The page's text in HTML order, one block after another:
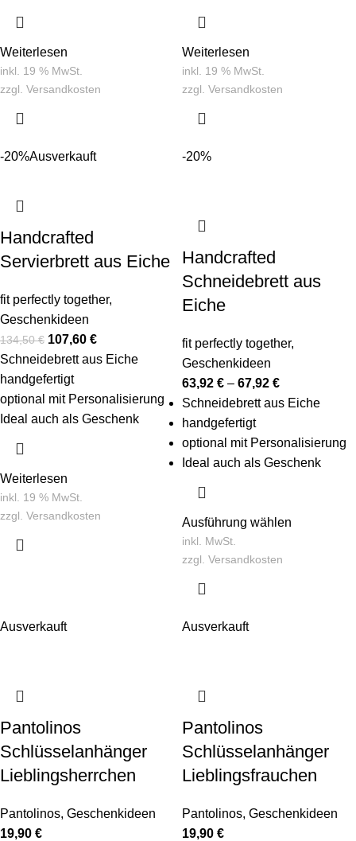
Weiterlesen
inkl. 19 % MwSt.
zzgl. Versandkosten
Weiterlesen
inkl. 19 % MwSt.
zzgl. Versandkosten
-20%Ausverkauft
Handcrafted
Servierbrett aus Eiche
fit perfectly together,
Geschenkideen
134,50€ 107,60 €
Schneidebrett aus Eiche
handgefertigt
optional mit Personalisierung
Ideal auch als Geschenk
Weiterlesen
inkl. 19 % MwSt.
zzgl. Versandkosten
-20%
Handcrafted
Schneidebrett aus
Eiche
fit perfectly together,
Geschenkideen
63,92 € – 67,92 €
Schneidebrett aus Eiche
handgefertigt
optional mit Personalisierung
Ideal auch als Geschenk
Ausführung wählen
inkl. MwSt.
zzgl. Versandkosten
Ausverkauft
Pantolinos
Schlüsselanhänger
Lieblingsherrchen
Pantolinos, Geschenkideen
19,90 €
Ausverkauft
Pantolinos
Schlüsselanhänger
Lieblingsfrauchen
Pantolinos, Geschenkideen
19,90 €